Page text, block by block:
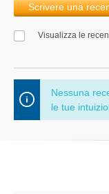
Scrivere una
Visualizza le
Nessuna
le tue